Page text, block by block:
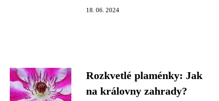
18. 06. 2024
Rozkvetlé plaménky: Jak
na královny zahrady?